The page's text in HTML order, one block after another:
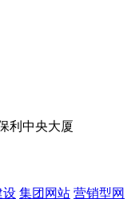
利中央大厦
设 集团网站 营销型网